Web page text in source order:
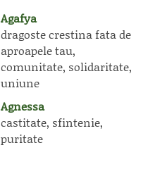
Agafya
dragoste crestina fata de
aproapele tau,
comunitate, solidaritate,
uniune
Agnessa
castitate, sfintenie,
puritate